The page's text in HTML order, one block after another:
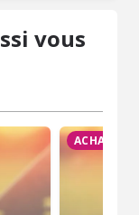
vous
ACHAT